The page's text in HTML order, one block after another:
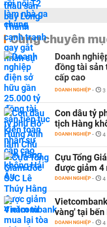
Cùng chuyên
Doanh
đồng tài sản
cấp cao
DOANH NGHIỆP - 3
Con dâu tỷ
tịch Hàng
DOANH NGHIỆP - 4
Cựu Tổng
được giảm 4
DOANH NGHIỆP - 4
vàng' tại
DOANH NGHIỆP - 4